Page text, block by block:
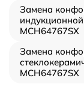
Замена
MCH64767SX
Замена
MCH64767SX